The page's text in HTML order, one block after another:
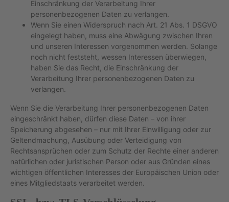
Einschränkung der Verarbeitung Ihrer
personenbezogenen Daten zu verlangen.
Wenn Sie einen Widerspruch nach Art. 21 Abs. 1 DSGVO
eingelegt haben, muss eine Abwägung zwischen Ihren
und unseren Interessen vorgenommen werden. Solange
noch nicht feststeht, wessen Interessen überwiegen,
haben Sie das Recht, die Einschränkung der
Verarbeitung Ihrer personenbezogenen Daten zu
verlangen.
Wenn Sie die Verarbeitung Ihrer personenbezogenen Daten
eingeschränkt haben, dürfen diese Daten – von ihrer
Speicherung abgesehen – nur mit Ihrer Einwilligung oder zur
Geltendmachung, Ausübung oder Verteidigung von
Rechtsansprüchen oder zum Schutz der Rechte einer anderen
natürlichen oder juristischen Person oder aus Gründen eines
wichtigen öffentlichen Interesses der Europäischen Union oder
eines Mitgliedstaats verarbeitet werden.